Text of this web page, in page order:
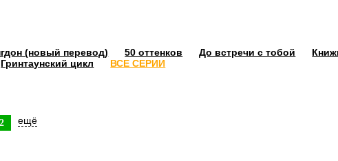
(новый перевод) 50 оттенков До встречи с тобой
Гринтаунский цикл ВСЕ СЕРИИ
ещё